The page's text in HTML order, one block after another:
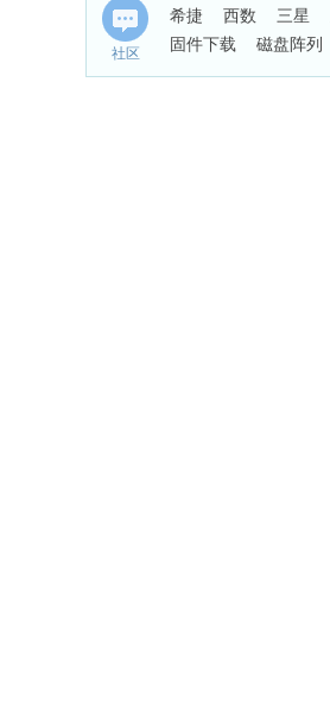
社区
希捷 西数 三星
固件下载
磁盘阵列
手机恢复